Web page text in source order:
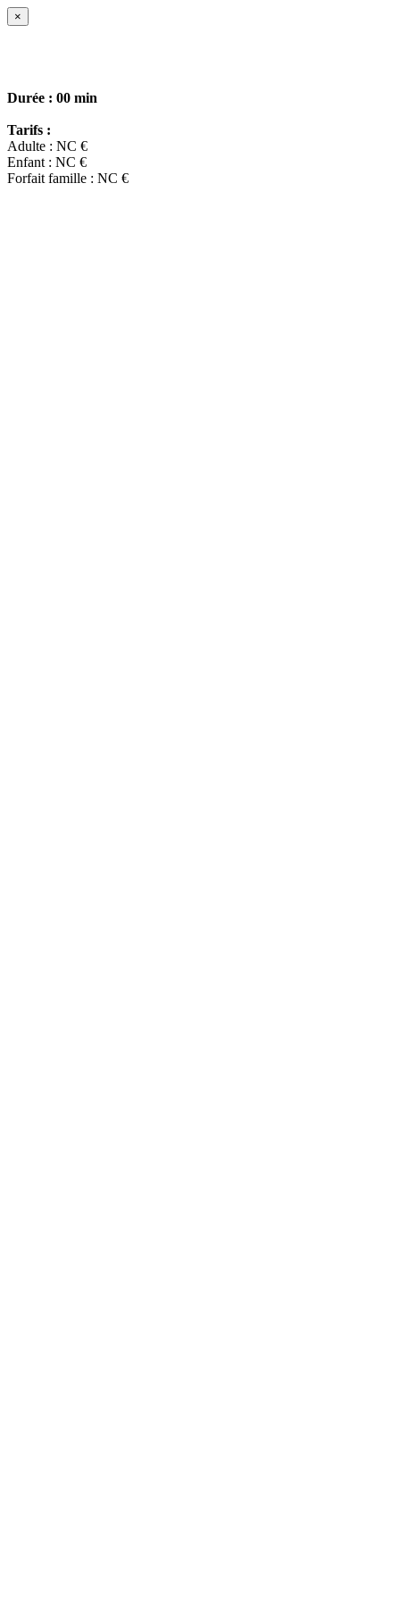
×
Durée : 00 min
Tarifs :
Adulte : NC €
Enfant : NC €
Forfait famille : NC €